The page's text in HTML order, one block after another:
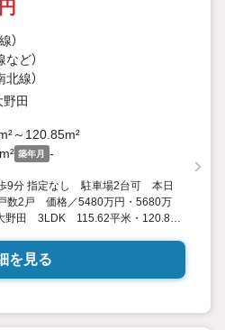
）
など）
北線）
田
～120.85m²
築年月 -
歩9分 指定なし 駐車場2台可 本日
2戸 価格／5480万円・5680万
野田 3LDK 115.62平米・120.85
を見る